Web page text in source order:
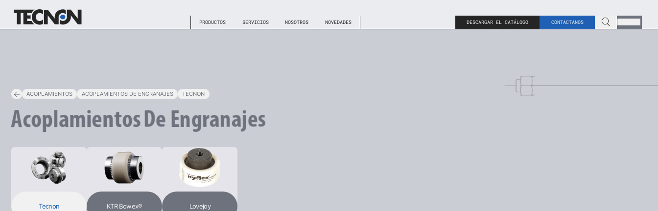
PRODUCTOS SERVICIOS NOSOTROS NOVEDADES DESCARGAR EL CATÁLOGO CONTACTANOS
ACOPLAMIENTOS ACOPLAMIENTOS DE ENGRANAJES TECNON
Acoplamientos De Engranajes
Tecnon KTR Bowex® Lovejoy